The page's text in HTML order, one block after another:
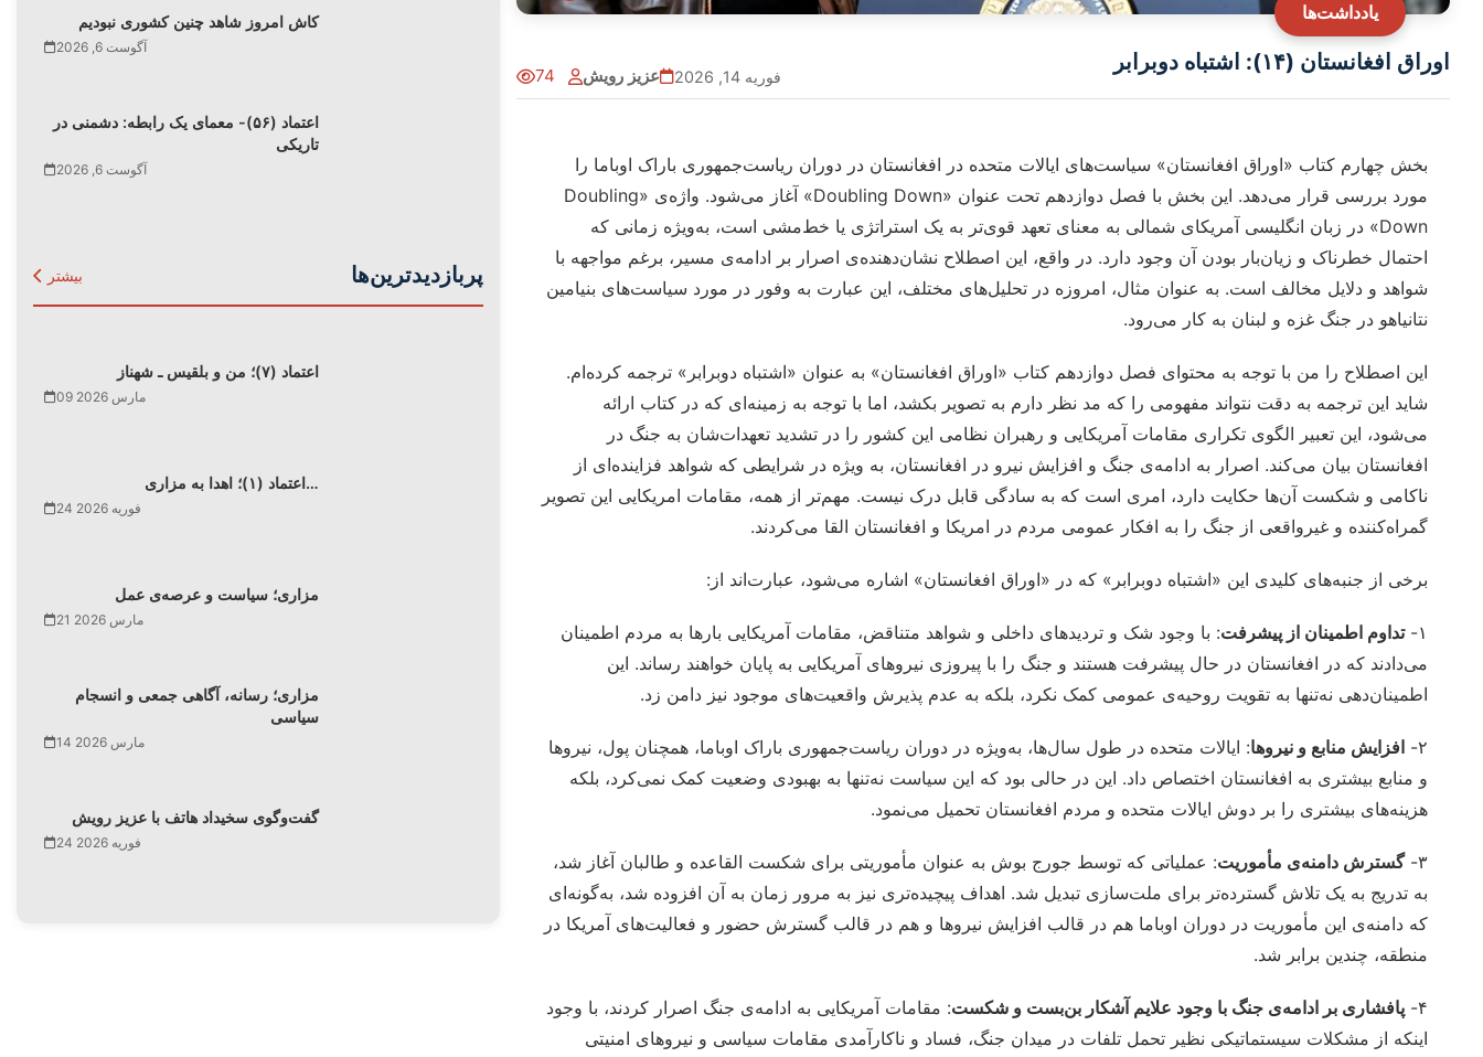
یادداشت‌ها
اوراق افغانستان (۱۴): اشتباه دوبرابر
74 عزیز رویش فوریه 14, 2026
بخش چهارم کتاب «اوراق افغانستان» سیاست‌های ایالات متحده در افغانستان در دوران ریاست‌جمهوری باراک اوباما را
مورد بررسی قرار می‌دهد. این بخش با فصل دوازدهم تحت عنوان «Doubling Down» آغاز می‌شود. واژه‌ی «Doubling
Down» در زبان انگلیسی آمریکای شمالی به معنای تعهد قوی‌تر به یک استراتژی یا خط‌مشی است، به‌ویژه زمانی که
احتمال خطرناک و زیان‌بار بودن آن وجود دارد. در واقع، این اصطلاح نشان‌دهنده‌ی اصرار بر ادامه‌ی مسیر، برغم مواجهه با
شواهد و دلایل مخالف است. به عنوان مثال، امروزه در تحلیل‌های مختلف، این عبارت به وفور در مورد سیاست‌های بنیامین
نتانیاهو در جنگ غزه و لبنان به کار می‌رود.
این اصطلاح را من با توجه به محتوای فصل دوازدهم کتاب «اوراق افغانستان» به عنوان «اشتباه دوبرابر» ترجمه کرده‌ام.
شاید این ترجمه به دقت نتواند مفهومی را که مد نظر دارم به تصویر بکشد، اما با توجه به زمینه‌ای که در کتاب ارائه
می‌شود، این تعبیر الگوی تکراری مقامات آمریکایی و رهبران نظامی این کشور را در تشدید تعهدات‌شان به جنگ در
افغانستان بیان می‌کند. اصرار به ادامه‌ی جنگ و افزایش نیرو در افغانستان، به ویژه در شرایطی که شواهد فزاینده‌ای از
ناکامی و شکست آن‌ها حکایت دارد، امری است که به سادگی قابل درک نیست. مهم‌تر از همه، مقامات امریکایی این تصویر
گمراه‌کننده و غیرواقعی از جنگ را به افکار عمومی مردم در امریکا و افغانستان القا می‌کردند.
برخی از جنبه‌های کلیدی این «اشتباه دوبرابر» که در «اوراق افغانستان» اشاره می‌شود، عبارت‌اند از:
۱- تداوم اطمینان از پیشرفت: با وجود شک و تردیدهای داخلی و شواهد متناقض، مقامات آمریکایی بارها به مردم اطمینان
می‌دادند که در افغانستان در حال پیشرفت هستند و جنگ را با پیروزی نیروهای آمریکایی به پایان خواهند رساند. این
اطمینان‌دهی نه‌تنها به تقویت روحیه‌ی عمومی کمک نکرد، بلکه به عدم پذیرش واقعیت‌های موجود نیز دامن زد.
۲- افزایش منابع و نیروها: ایالات متحده در طول سال‌ها، به‌ویژه در دوران ریاست‌جمهوری باراک اوباما، همچنان پول، نیروها
و منابع بیشتری به افغانستان اختصاص داد. این در حالی بود که این سیاست نه‌تنها به بهبودی وضعیت کمک نمی‌کرد، بلکه
هزینه‌های بیشتری را بر دوش ایالات متحده و مردم افغانستان تحمیل می‌نمود.
۳- گسترش دامنه‌ی مأموریت: عملیاتی که توسط جورج بوش به عنوان مأموریتی برای شکست القاعده و طالبان آغاز شد،
به تدریج به یک تلاش گسترده‌تر برای ملت‌سازی تبدیل شد. اهداف پیچیده‌تری نیز به مرور زمان به آن افزوده شد، به‌گونه‌ای
که دامنه‌ی این مأموریت در دوران اوباما هم در قالب افزایش نیروها و هم در قالب گسترش حضور و فعالیت‌های آمریکا در
منطقه، چندین برابر شد.
۴- پافشاری بر ادامه‌ی جنگ با وجود علایم آشکار بن‌بست و شکست: مقامات آمریکایی به ادامه‌ی جنگ اصرار کردند، با وجود
اینکه از مشکلات سیستماتیکی نظیر تحمل تلفات در میدان جنگ، فساد و ناکارآمدی مقامات سیاسی و نیروهای امنیتی
کاش امروز شاهد چنین کشوری نبودیم
آگوست 6, 2026
اعتماد (۵۶)- معمای یک رابطه: دشمنی در
تاریکی
آگوست 6, 2026
پربازدیدترین‌ها بیشتر
اعتماد (۷)؛ من و بلقیس ـ شهناز
09 مارس 2026
اعتماد (۱)؛ اهدا به مزاری…
24 فوریه 2026
مزاری؛ سیاست و عرصه‌ی عمل
21 مارس 2026
مزاری؛ رسانه، آگاهی جمعی و انسجام
سیاسی
14 مارس 2026
گفت‌وگوی سخیداد هاتف با عزیز رویش
24 فوریه 2026